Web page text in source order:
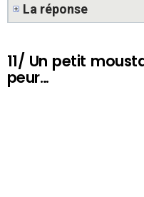
La réponse
11/ Un petit
peur…